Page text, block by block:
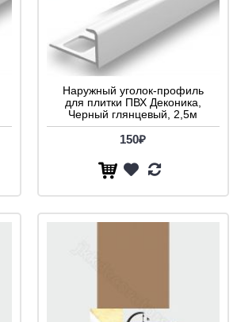
Наружный уголок-профиль
для плитки ПВХ Деконика,
Черный глянцевый, 2,5м
150₽